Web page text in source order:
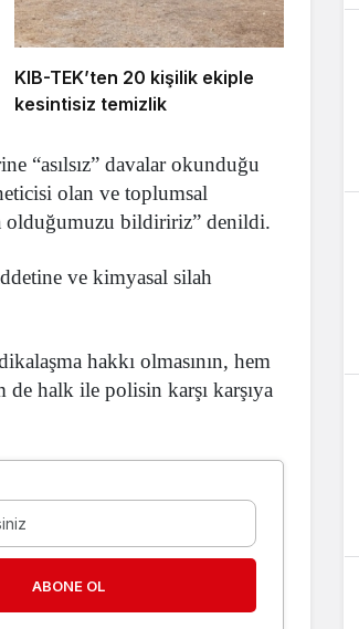
KIB-TEK’ten 20 kişilik ekiple
kesintisiz temizlik
“asılsız” davalar okunduğu
olan ve toplumsal
olduğumuzu bildiririz” denildi.
ve kimyasal silah
hakkı olmasının, hem
de halk ile polisin karşı karşıya
ABONE OL